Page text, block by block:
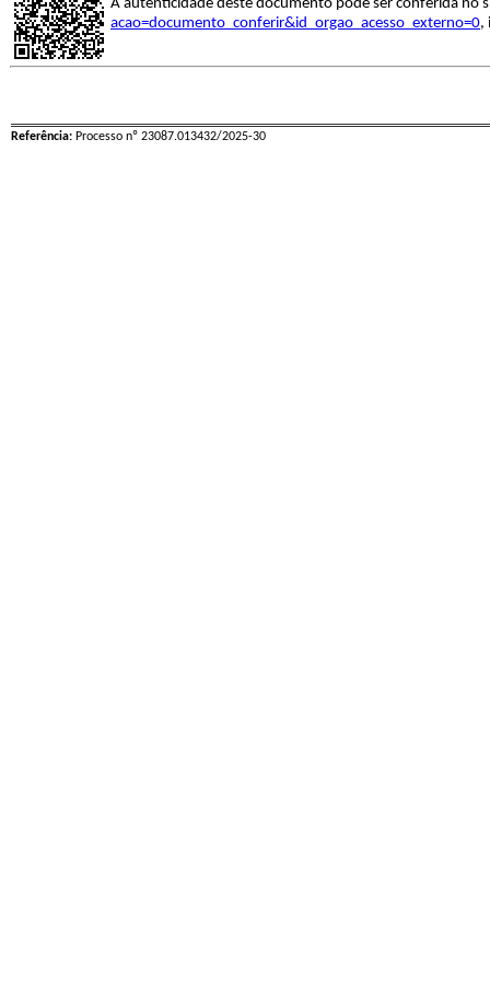
A autenticidade deste documento pode ser conferida no
acao=documento_conferir&id_orgao_acesso_externo=0,
Referência: Processo nº 23087.013432/2025-30